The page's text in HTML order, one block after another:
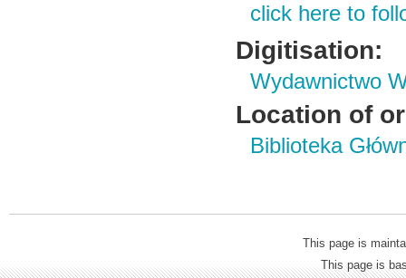
click here to
Digitisation:
Wydawnictwo
Location of
Biblioteka
This page is
This page is